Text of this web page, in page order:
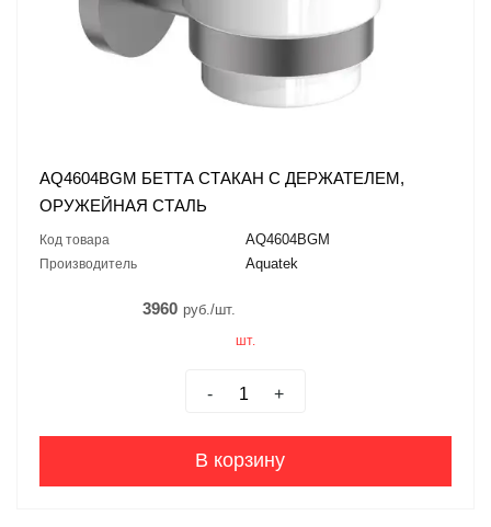
AQ4604BGM БЕТТА СТАКАН С ДЕРЖАТЕЛЕМ,
ОРУЖЕЙНАЯ СТАЛЬ
Код товара AQ4604BGM
Производитель Aquatek
3960 руб./шт.
шт.
- +
В корзину